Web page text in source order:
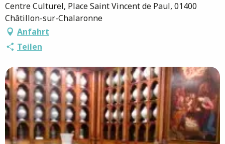
Centre Culturel, Place Saint Vincent de Paul, 01400
Châtillon-sur-Chalaronne
Anfahrt
Teilen